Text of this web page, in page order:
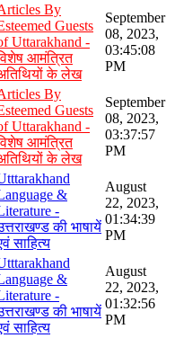
By
Guests
Uttarakhand -
आमंत्रित
के लेख
September
08, 2023,
03:45:08
PM
By
Guests
Uttarakhand -
आमंत्रित
के लेख
September
08, 2023,
03:37:57
PM
&
-
की भाषायें
साहित्य
August
22, 2023,
01:34:39
PM
&
-
की भाषायें
साहित्य
August
22, 2023,
01:32:56
PM